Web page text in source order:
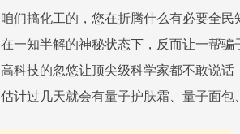
咱们搞化工的，您在折腾什么有必要全民
在一知半解的神秘状态下，反而让一帮骗
高科技的忽悠让顶尖级科学家都不敢说话
估计过几天就会有量子护肤霜、量子面包